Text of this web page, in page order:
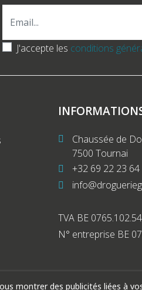
J'accepte les conditions
Chaussée de
7500 Tournai
+32 69 22 23 64
TVA BE
N° entreprise BE
montrer des publicités liées à